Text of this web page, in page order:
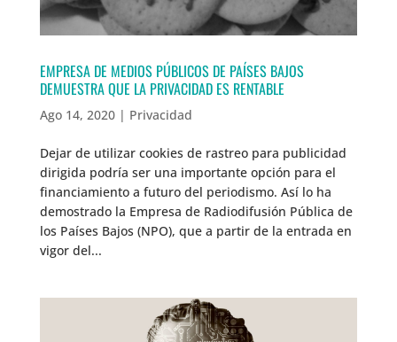
EMPRESA DE MEDIOS PÚBLICOS DE PAÍSES BAJOS
DEMUESTRA QUE LA PRIVACIDAD ES RENTABLE
Ago 14, 2020| Privacidad
Dejar de utilizar cookies de rastreo para publicidad
dirigida podría ser una importante opción para el
financiamiento a futuro del periodismo. Así lo ha
demostrado la Empresa de Radiodifusión Pública de
los Países Bajos (NPO), que a partir de la entrada en
vigor del...